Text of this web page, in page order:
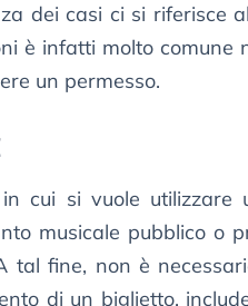
dei casi ci si riferisce
è infatti molto comune
un permesso.
cui si vuole utilizzare
musicale pubblico o
tal fine, non è
di un biglietto,